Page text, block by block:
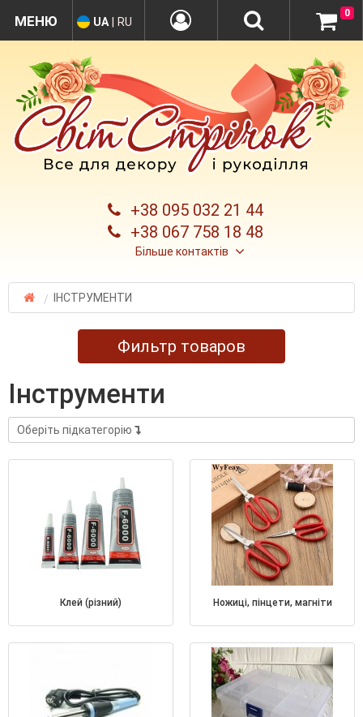
+38 095 032 21 44
+38 067 758 18 48
Більше контактів
UA RU
0
ІНСТРУМЕНТИ
Фильтр товаров
інструменти
Оберіть підкатегорію
клей (різний) ножиці, пінцети, магніти